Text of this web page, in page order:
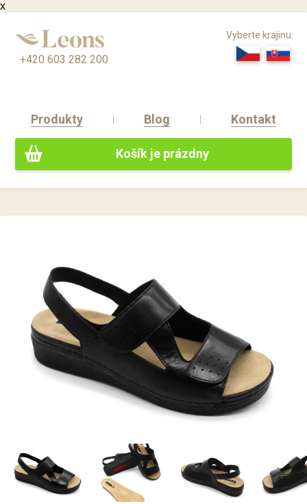
x
+420 603 282 200
Produkty Blog Kontakt
Košík je prázdny
Vyberte krajinu: